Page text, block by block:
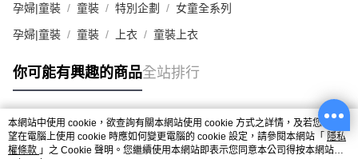
孕婦|童裝 童裝 特別企劃 女童全系列
孕婦|童裝 童裝 上衣 童裝上衣
你可能有興趣的商品全站排行
熱門標籤
本網站中使用 cookie，欲查詢有關本網站使用 cookie 方式之詳情，及若您不希
望在電腦上使用 cookie 時應如何變更電腦的 cookie 設定，請參閱本網站「 隱私
權條款 」之 Cookie 聲明。您繼續使用本網站即表示您同意本公司得按本網站使